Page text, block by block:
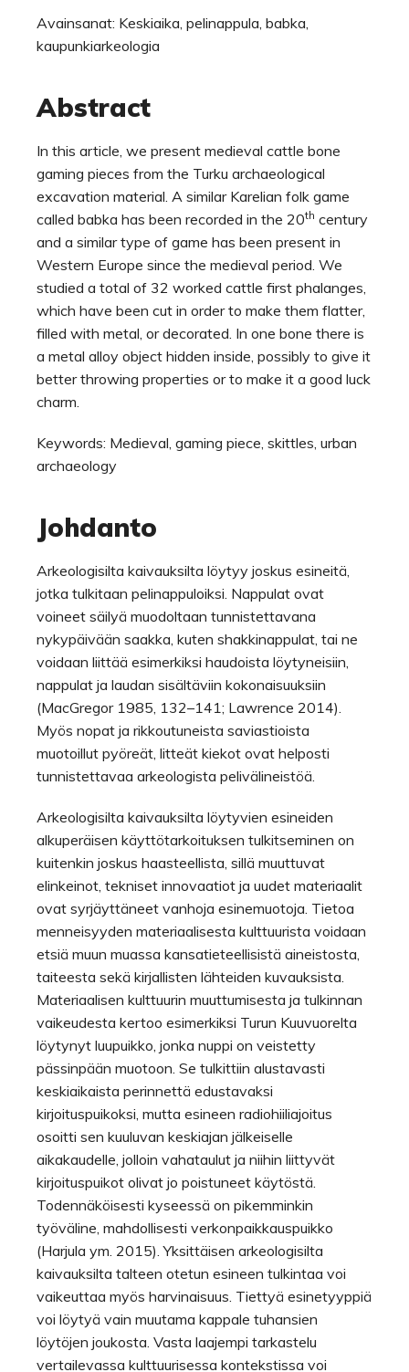
Avainsanat: Keskiaika, pelinappula, babka,
kaupunkiarkeologia
Abstract
In this article, we present medieval cattle bone
gaming pieces from the Turku archaeological
excavation material. A similar Karelian folk game
called babka has been recorded in the 20th century
and a similar type of game has been present in
Western Europe since the medieval period. We
studied a total of 32 worked cattle first phalanges,
which have been cut in order to make them flatter,
filled with metal, or decorated. In one bone there is
a metal alloy object hidden inside, possibly to give it
better throwing properties or to make it a good luck
charm.
Keywords: Medieval, gaming piece, skittles, urban
archaeology
Johdanto
Arkeologisilta kaivauksilta löytyy joskus esineitä,
jotka tulkitaan pelinappuloiksi. Nappulat ovat
voineet säilyä muodoltaan tunnistettavana
nykypäivään saakka, kuten shakkinappulat, tai ne
voidaan liittää esimerkiksi haudoista löytyneisiin,
nappulat ja laudan sisältäviin kokonaisuuksiin
(MacGregor 1985, 132–141; Lawrence 2014).
Myös nopat ja rikkoutuneista saviastioista
muotoillut pyöreät, litteät kiekot ovat helposti
tunnistettavaa arkeologista pelivälineistöä.
Arkeologisilta kaivauksilta löytyvien esineiden
alkuperäisen käyttötarkoituksen tulkitseminen on
kuitenkin joskus haasteellista, sillä muuttuvat
elinkeinot, tekniset innovaatiot ja uudet materiaalit
ovat syrjäyttäneet vanhoja esinemuotoja. Tietoa
menneisyyden materiaalisesta kulttuurista voidaan
etsiä muun muassa kansatieteellisistä aineistosta,
taiteesta sekä kirjallisten lähteiden kuvauksista.
Materiaalisen kulttuurin muuttumisesta ja tulkinnan
vaikeudesta kertoo esimerkiksi Turun Kuuvuorelta
löytynyt luupuikko, jonka nuppi on veistetty
pässinpään muotoon. Se tulkittiin alustavasti
keskiaikaista perinnettä edustavaksi
kirjoituspuikoksi, mutta esineen radiohiiliajoitus
osoitti sen kuuluvan keskiajan jälkeiselle
aikakaudelle, jolloin vahataulut ja niihin liittyvät
kirjoituspuikot olivat jo poistuneet käytöstä.
Todennäköisesti kyseessä on pikemminkin
työväline, mahdollisesti verkonpaikkauspuikko
(Harjula ym. 2015). Yksittäisen arkeologisilta
kaivauksilta talteen otetun esineen tulkintaa voi
vaikeuttaa myös harvinaisuus. Tiettyä esinetyyppiä
voi löytyä vain muutama kappale tuhansien
löytöjen joukosta. Vasta laajempi tarkastelu
vertailevassa kulttuurisessa kontekstissa voi